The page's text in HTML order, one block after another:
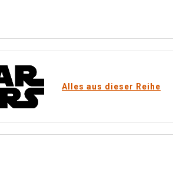
Alles aus dieser Reihe